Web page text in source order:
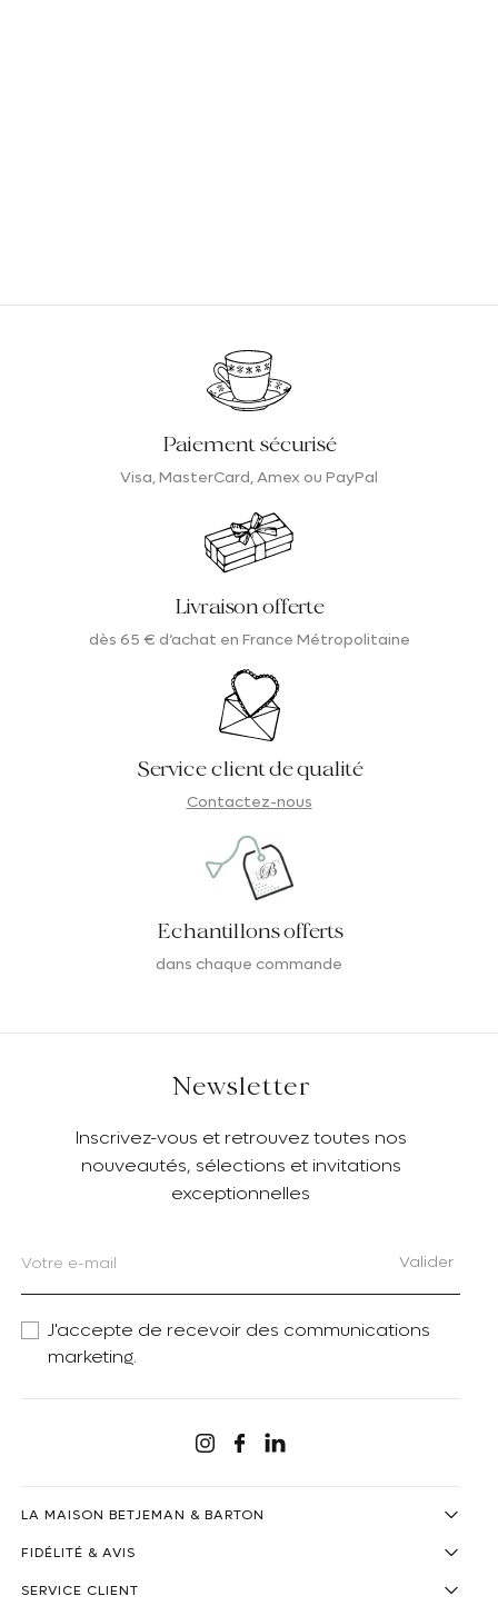
Paiement sécurisé
Visa, MasterCard, Amex ou PayPal
Livraison offerte
dès 65 € d’achat en France Métropolitaine
Service client de qualité
Contactez-nous
Echantillons offerts
dans chaque commande
Newsletter
Inscrivez-vous et retrouvez toutes nos
nouveautés, sélections et invitations
exceptionnelles
Valider
J'accepte de recevoir des communications
marketing.
Instagram
Facebook
Linkedin
LA MAISON BETJEMAN & BARTON
FIDÉLITÉ & AVIS
SERVICE CLIENT